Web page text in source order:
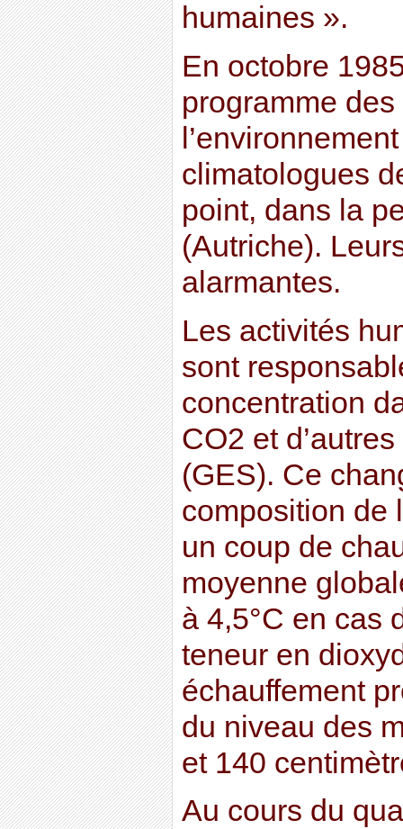
humaines ».
En octobre
programme
climatologues
point, dans la
(Autriche).
alarmantes.
Les activités
sont
concentration
CO2 et
(GES). Ce
composition de
un coup de
moyenne
à 4,5°C en cas
teneur en
échauffement
du niveau des
et 140
Au cours du